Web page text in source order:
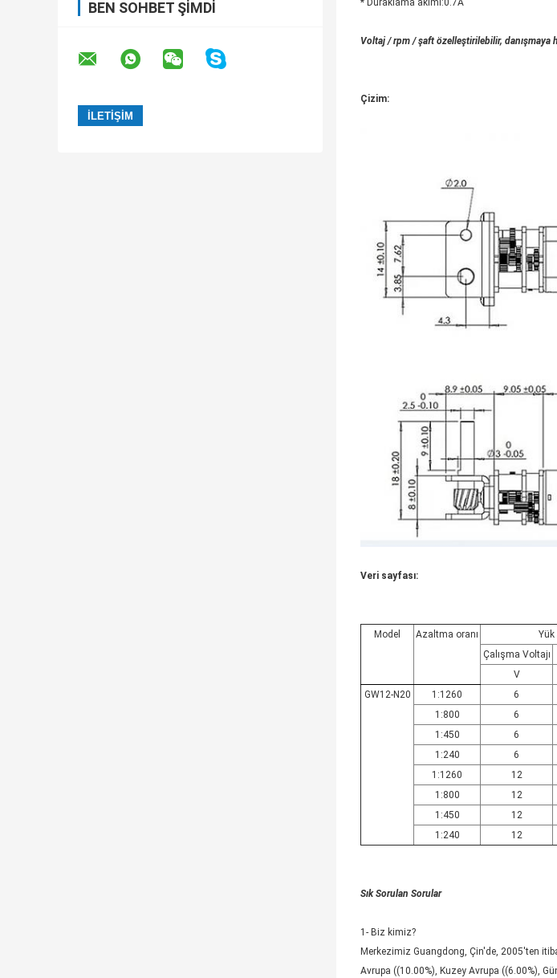
BEN SOHBET ŞIMDI
* Duraklama akımı:0.7A
Voltaj / rpm / şaft özelleştirilebilir, danışmaya
Çizim:
Veri sayfası:
Model Azaltma oranı Yük
Çalışma Voltajı
V
GW12-N20
1:1260 6
1:800
6
1:450
6
1:240
6
1:1260
12
1:800
12
1:450
12
1:240
12
Sık Sorulan Sorular
1- Biz kimiz?
Merkezimiz Guangdong, Çin'de, 2005'ten
Avrupa ((10.00%), Kuzey Avrupa ((6.00%),